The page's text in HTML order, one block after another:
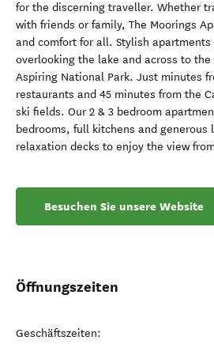
for the discerning traveller. Whether
with friends or family, The Moorings
and comfort for all. Stylish
overlooking the lake and across to
Aspiring National Park. Just minutes
restaurants and 45 minutes from the
ski fields. Our 2 & 3 bedroom
bedrooms, full kitchens and
relaxation decks to enjoy the view
Besuchen Sie unsere Website
Öffnungszeiten
Geschäftszeiten: